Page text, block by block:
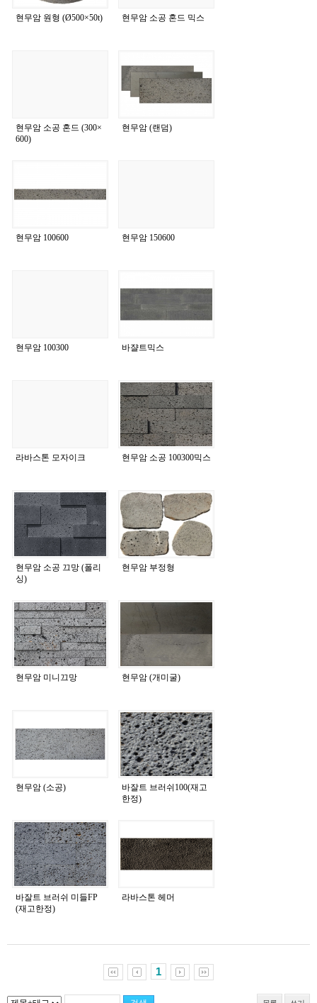
현무암 원형 (Ø500×50t) 현무암 소공 혼드 믹스
현무암 소공 혼드 (300×
600)
현무암 (랜덤)
현무암 100600 현무암 150600
현무암 100300 바쟐트믹스
라바스톤 모자이크 현무암 소공 100300믹스
현무암 소공 끄망 (폴리
싱)
현무암 부정형
현무암 미니끄망 현무암 (개미굴)
현무암 (소공)
바잘트 브러쉬100(재고
한정)
바잘트 브러쉬 미들FP
(재고한정)
라바스톤 헤머
1